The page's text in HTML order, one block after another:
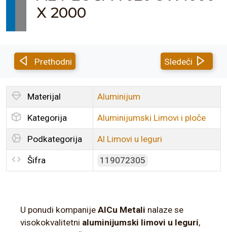
X 2000
Prethodni Sledeći
Materijal Aluminijum
Kategorija Aluminijumski Limovi i ploče
Podkategorija Al Limovi u leguri
Šifra 119072305
U ponudi kompanije AlCu Metali nalaze se
visokokvalitetni aluminijumski limovi u leguri,